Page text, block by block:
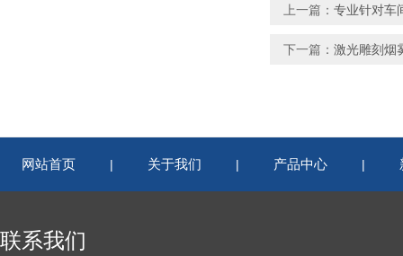
上一篇： 专业针对车
下一篇： 激光雕刻烟
网站首页 | 关于我们 | 产品中心 |
联系我们